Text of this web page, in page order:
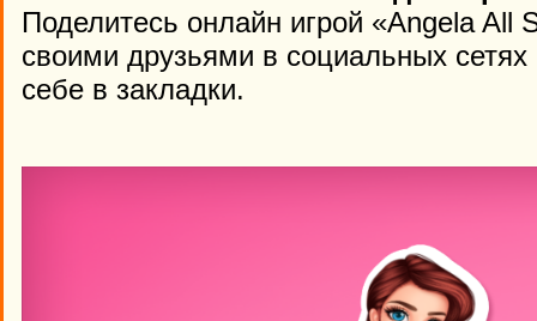
Поделитесь онлайн игрой «Angela All
своими друзьями в социальных сетях
себе в закладки.